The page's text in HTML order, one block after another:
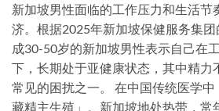
新加坡男性面临的工作压力和生活节
济。根据2025年新加坡保健服务集
成30-50岁的新加坡男性表示自己在
下，长期处于亚健康状态，其中精力
常见的困扰之一。 在中国传统医学中
藏精主生殖」。新加坡地处热带，常